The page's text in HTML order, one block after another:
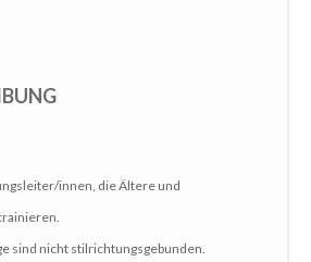
innen, die Ältere und
sind nicht stilrichtungsgebunden.